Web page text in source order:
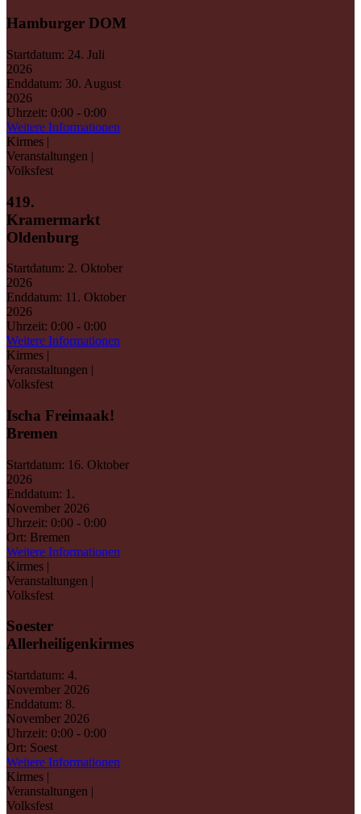
Hamburger DOM
Startdatum: 24. Juli
2026
Enddatum: 30. August
2026
Uhrzeit: 0:00 - 0:00
Weitere Informationen
Kirmes |
Veranstaltungen |
Volksfest
419.
Kramermarkt
Oldenburg
Startdatum: 2. Oktober
2026
Enddatum: 11. Oktober
2026
Uhrzeit: 0:00 - 0:00
Weitere Informationen
Kirmes |
Veranstaltungen |
Volksfest
Ischa Freimaak!
Bremen
Startdatum: 16. Oktober
2026
Enddatum: 1.
November 2026
Uhrzeit: 0:00 - 0:00
Ort: Bremen
Weitere Informationen
Kirmes |
Veranstaltungen |
Volksfest
Soester
Allerheiligenkirmes
Startdatum: 4.
November 2026
Enddatum: 8.
November 2026
Uhrzeit: 0:00 - 0:00
Ort: Soest
Weitere Informationen
Kirmes |
Veranstaltungen |
Volksfest